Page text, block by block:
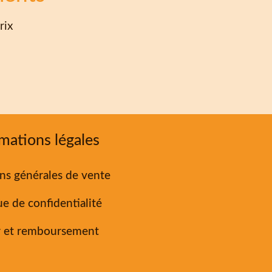
légales
générales de vente
de confidentialité
et remboursement